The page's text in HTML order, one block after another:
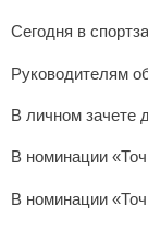
Сегодня в
Руководителям
В личном зачете
В номинации
В номинации